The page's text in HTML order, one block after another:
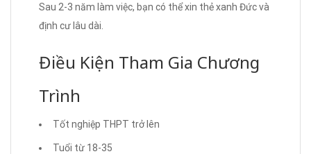
Sau 2-3 năm làm việc, bạn có thể xin thẻ xanh Đức và
định cư lâu dài.
Điều Kiện Tham Gia Chương
Trình
Tốt nghiệp THPT trở lên
Tuổi từ 18-35